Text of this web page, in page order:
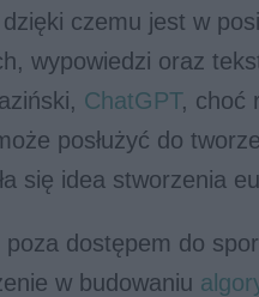
czemu jest w
wypowiedzi oraz
ChatGPT, choć
posłużyć do
się idea stworzenia
poza dostępem do
w budowaniu